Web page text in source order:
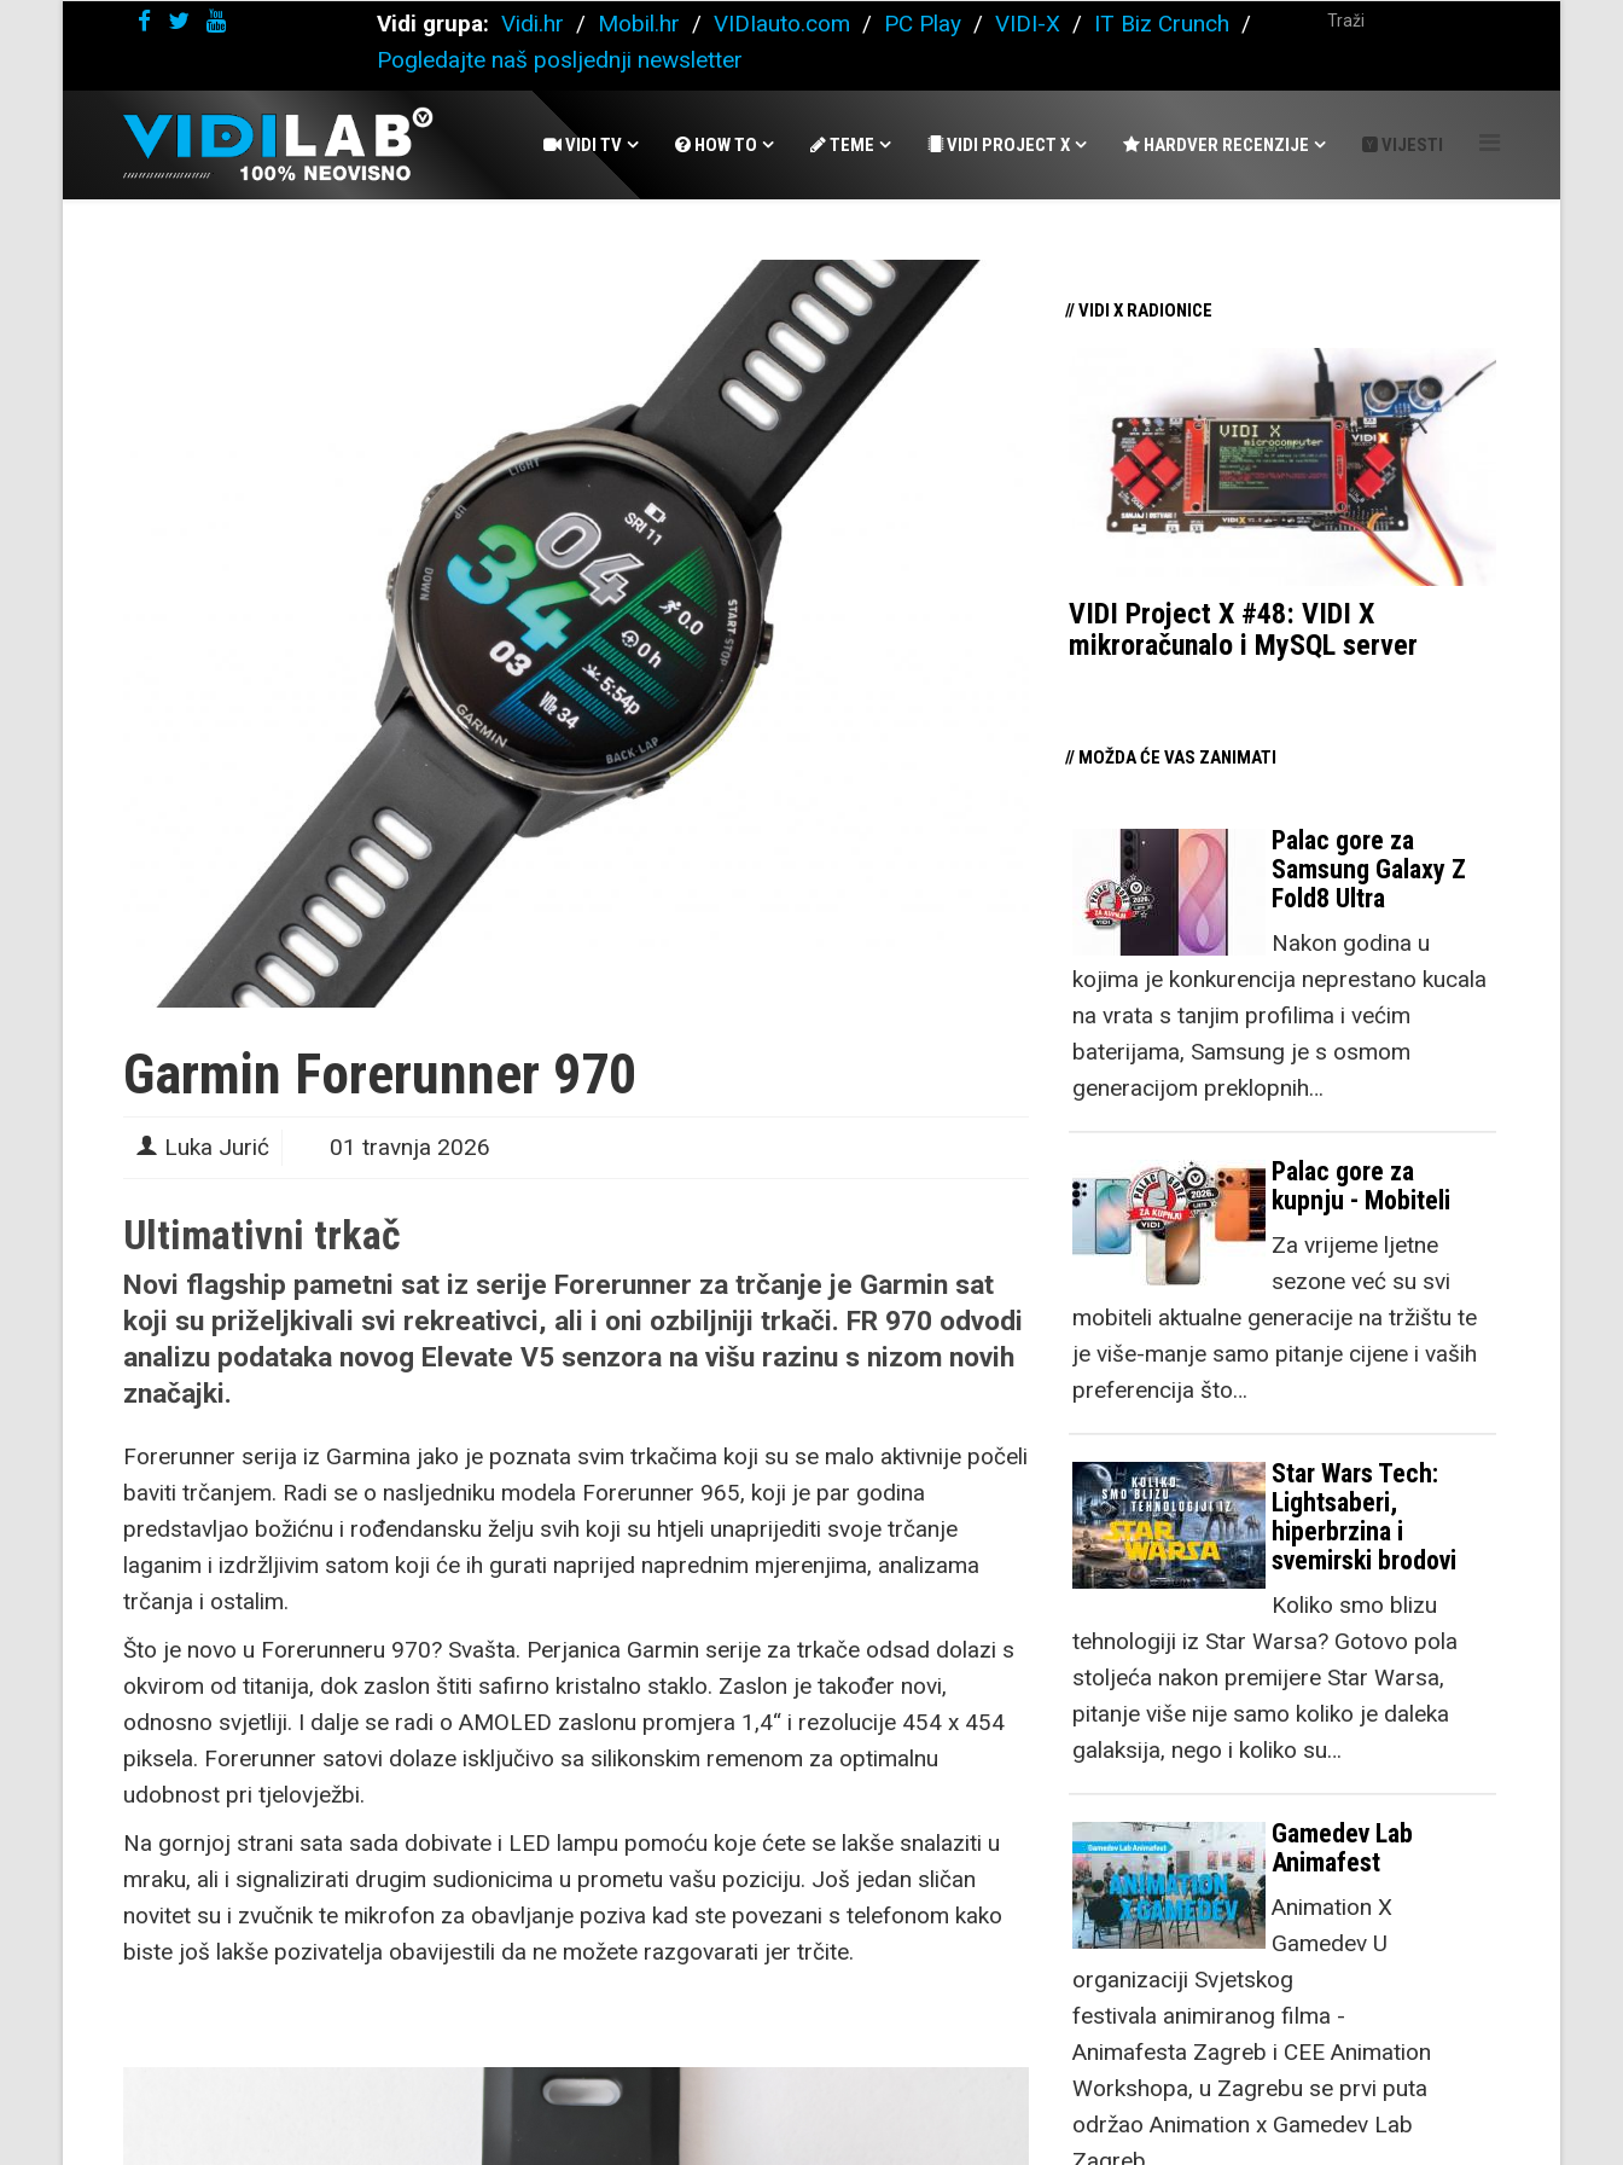
Vidi grupa: Vidi.hr / Mobil.hr / VIDIauto.com / PC Play / VIDI-X / IT Biz Crunch /
Pogledajte naš posljednji newsletter
VIDI TV HOW TO TEME VIDI PROJECT X HARDVER RECENZIJE VIJESTI
Garmin Forerunner 970
Luka Jurić 01 travnja 2026
Ultimativni trkač
Novi flagship pametni sat iz serije Forerunner za trčanje je Garmin sat
koji su priželjkivali svi rekreativci, ali i oni ozbiljniji trkači. FR 970 odvodi
analizu podataka novog Elevate V5 senzora na višu razinu s nizom novih
značajki.
Forerunner serija iz Garmina jako je poznata svim trkačima koji su se malo aktivnije počeli
baviti trčanjem. Radi se o nasljedniku modela Forerunner 965, koji je par godina
predstavljao božićnu i rođendansku želju svih koji su htjeli unaprijediti svoje trčanje
laganim i izdržljivim satom koji će ih gurati naprijed naprednim mjerenjima, analizama
trčanja i ostalim.
Što je novo u Forerunneru 970? Svašta. Perjanica Garmin serije za trkače odsad dolazi s
okvirom od titanija, dok zaslon štiti safirno kristalno staklo. Zaslon je također novi,
odnosno svjetliji. I dalje se radi o AMOLED zaslonu promjera 1,4“ i rezolucije 454 x 454
piksela. Forerunner satovi dolaze isključivo sa silikonskim remenom za optimalnu
udobnost pri tjelovježbi.
Na gornjoj strani sata sada dobivate i LED lampu pomoću koje ćete se lakše snalaziti u
mraku, ali i signalizirati drugim sudionicima u prometu vašu poziciju. Još jedan sličan
novitet su i zvučnik te mikrofon za obavljanje poziva kad ste povezani s telefonom kako
biste još lakše pozivatelja obavijestili da ne možete razgovarati jer trčite.
// VIDI X RADIONICE
VIDI Project X #48: VIDI X
mikroračunalo i MySQL server
// MOŽDA ĆE VAS ZANIMATI
Palac gore za
Samsung Galaxy Z
Fold8 Ultra
Nakon godina u
kojima je konkurencija neprestano kucala
na vrata s tanjim profilima i većim
baterijama, Samsung je s osmom
generacijom preklopnih…
Palac gore za
kupnju - Mobiteli
Za vrijeme ljetne
sezone već su svi
mobiteli aktualne generacije na tržištu te
je više-manje samo pitanje cijene i vaših
preferencija što…
Star Wars Tech:
Lightsaberi,
hiperbrzina i
svemirski brodovi
Koliko smo blizu
tehnologiji iz Star Warsa? Gotovo pola
stoljeća nakon premijere Star Warsa,
pitanje više nije samo koliko je daleka
galaksija, nego i koliko su…
Gamedev Lab
Animafest
Animation X
Gamedev U
organizaciji Svjetskog
festivala animiranog filma -
Animafesta Zagreb i CEE Animation
Workshopa, u Zagrebu se prvi puta
održao Animation x Gamedev Lab